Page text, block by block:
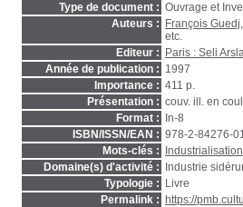
Type de document : Ouvrage et
Auteurs :
François Guedj
etc.
Editeur :
Paris : Seli
Année de publication : 1997
Importance : 411 p.
Présentation : couv. ill. en
Format :
In-8
ISBN/ISSN/EAN : 978-2-84276-
Mots-clés :
Industrialisation
Domaine(s) d'activité :
Industrie
Typologie :
Livre
Permalink :
https://